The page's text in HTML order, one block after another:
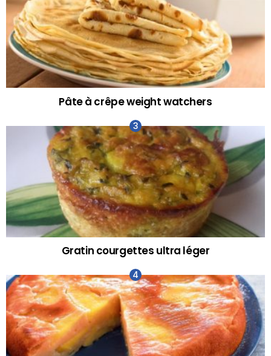
Pâte à crêpe weight watchers
Gratin courgettes ultra léger